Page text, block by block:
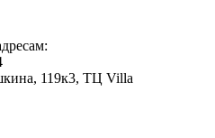
119к3, ТЦ Villa